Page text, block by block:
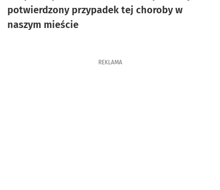
potwierdzony przypadek tej choroby w
naszym mieście
REKLAMA